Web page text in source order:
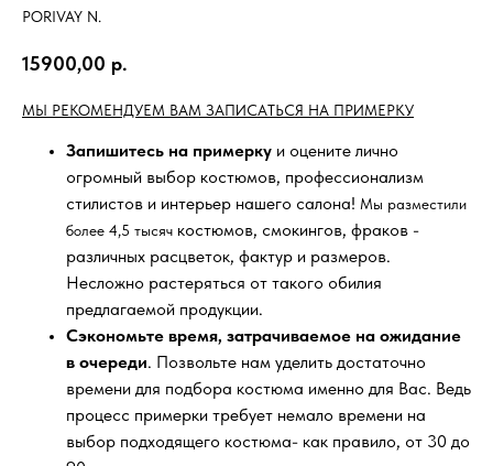
PORIVAY N.
15900,00 р.
МЫ РЕКОМЕНДУЕМ ВАМ ЗАПИСАТЬСЯ НА ПРИМЕРКУ
Запишитесь на примерку и оцените лично
огромный выбор костюмов, профессионализм
стилистов и интерьер нашего салона! Мы разместили
более 4,5 тысяч костюмов, смокингов, фраков -
различных расцветок, фактур и размеров.
Несложно растеряться от такого обилия
предлагаемой продукции.
Сэкономьте время, затрачиваемое на ожидание
в очереди. Позвольте нам уделить достаточно
времени для подбора костюма именно для Вас. Ведь
процесс примерки требует немало времени на
выбор подходящего костюма- как правило, от 30 до